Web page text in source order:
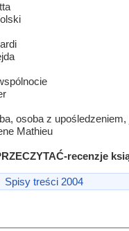
osoba z
Mathieu
recenzje
Spisy treści 2004